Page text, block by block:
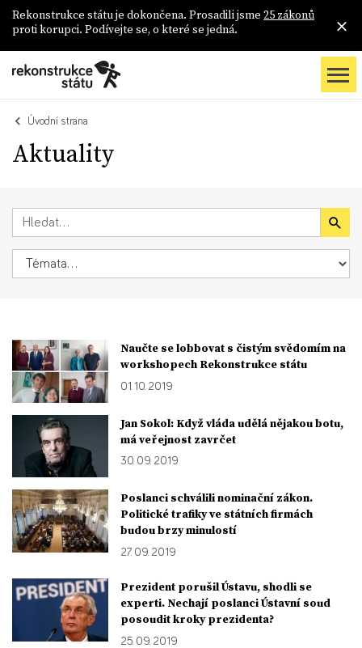
Rekonstrukce státu je dokončena. Prosadili jsme 25 zákonů
proti korupci. Podívejte se, o které se jedná.
Úvodní strana
Aktuality
Naučte se lobbovat s čistým svědomím na
workshopech Rekonstrukce státu
01. 10. 2019
Jan Sokol: Když vláda udělá nějakou botu,
má veřejnost zavrčet
30. 09. 2019
Poslanci schválili nominační zákon.
Politické trafiky ve státních firmách
budou brzy minulostí
27. 09. 2019
Prezident porušil Ústavu, shodli se
experti. Nechají poslanci Ústavní soud
posoudit kroky prezidenta?
25. 09. 2019